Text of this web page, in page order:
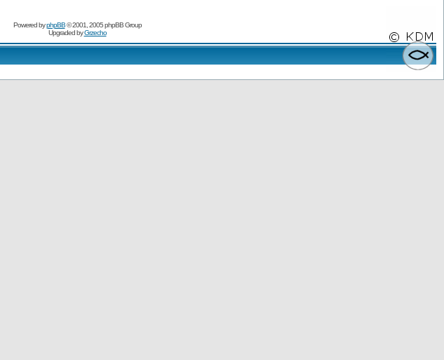
Powered byphpBB© 2001, 2005 phpBB Group
Upgraded byGrzecho